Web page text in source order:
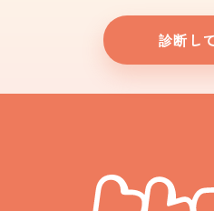
診断し